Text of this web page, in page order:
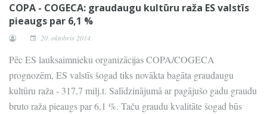
COPA - COGECA: graudaugu kultūru raža ES valstīs
pieaugs par 6,1 %
20. oktobris 2014.
Pēc ES lauksaimnieku organizācijas COPA/COGECA
prognozēm, ES valstīs šogad tiks novākta bagāta graudaugu
kultūru raža - 317,7 milj.t. Salīdzinājumā ar pagājušo gadu graudu
bruto raža pieaugs par 6,1 %. Taču graudu kvalitāte šogad būs